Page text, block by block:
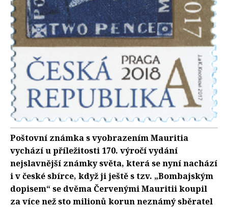
Poštovní známka s vyobrazením Mauritia
vychází u příležitosti 170. výročí vydání
nejslavnější známky světa, která se nyní nachází
i v české sbírce, když ji ještě s tzv. „Bombajským
dopisem“ se dvěma Červenými Mauritii koupil
za více než sto milionů korun neznámý sběratel